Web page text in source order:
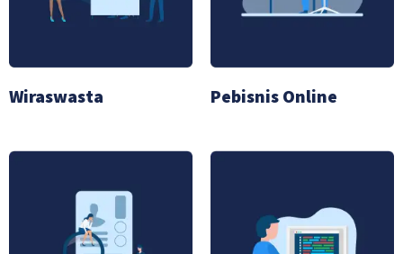
Wiraswasta Pebisnis Online